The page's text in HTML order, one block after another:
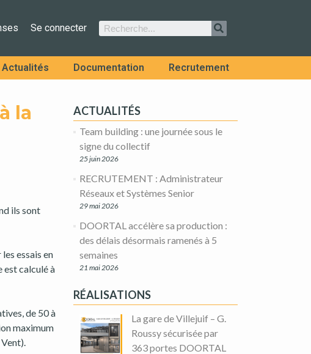
Se connecter
Actualités Documentation Recrutement
la
ils sont
essais en
est calculé à
de 50 à
maximum
ACTUALITÉS
Team building : une journée sous le
signe du collectif
25 juin 2026
RECRUTEMENT : Administrateur
Réseaux et Systèmes Senior
29 mai 2026
DOORTAL accélère sa production :
des délais désormais ramenés à 5
semaines
21 mai 2026
RÉALISATIONS
La gare de Villejuif – G.
Roussy sécurisée par
363 portes DOORTAL